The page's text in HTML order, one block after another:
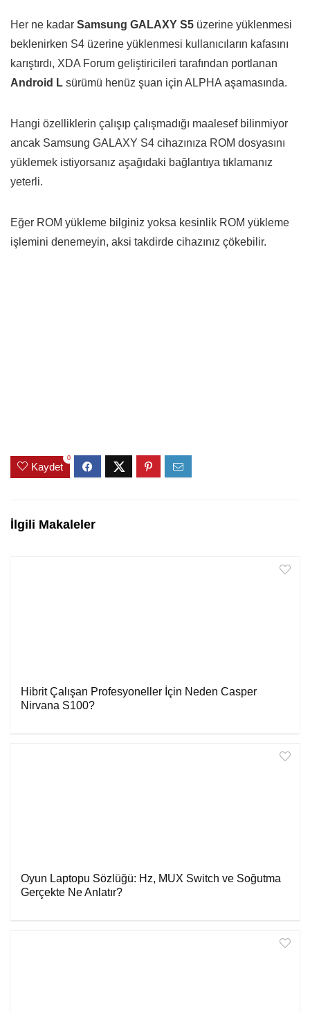
Her ne kadar Samsung GALAXY S5 üzerine yüklenmesi
beklenirken S4 üzerine yüklenmesi kullanıcıların kafasını
karıştırdı, XDA Forum geliştiricileri tarafından portlanan
Android L sürümü henüz şuan için ALPHA aşamasında.
Hangi özelliklerin çalışıp çalışmadığı maalesef bilinmiyor
ancak Samsung GALAXY S4 cihazınıza ROM dosyasını
yüklemek istiyorsanız aşağıdaki bağlantıya tıklamanız
yeterli.
Eğer ROM yükleme bilginiz yoksa kesinlik ROM yükleme
işlemini denemeyin, aksi takdirde cihazınız çökebilir.
Kaydet
0
İlgili Makaleler
Hibrit Çalışan Profesyoneller İçin Neden Casper
Nirvana S100?
Oyun Laptopu Sözlüğü: Hz, MUX Switch ve Soğutma
Gerçekte Ne Anlatır?